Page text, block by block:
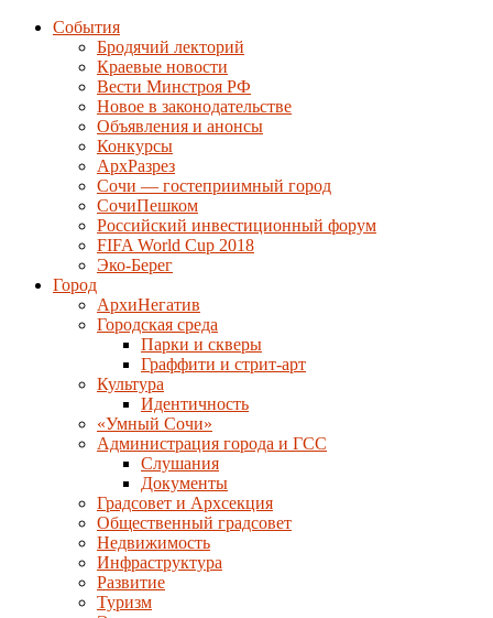
События
Бродячий лекторий
Краевые новости
Вести Минстроя РФ
Новое в законодательстве
Объявления и анонсы
Конкурсы
АрхРазрез
Сочи — гостеприимный город
СочиПешком
Российский инвестиционный форум
FIFA World Cup 2018
Эко-Берег
Город
АрхиНегатив
Городская среда
Парки и скверы
Граффити и стрит-арт
Культура
Идентичность
«Умный Сочи»
Администрация города и ГСС
Слушания
Документы
Градсовет и Архсекция
Общественный градсовет
Недвижимость
Инфраструктура
Развитие
Туризм